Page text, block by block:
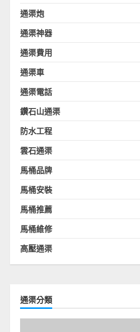
通渠炮
通渠神器
通渠費用
通渠車
通渠電話
鑽石山通渠
防水工程
雲石通渠
馬桶品牌
馬桶安裝
馬桶推薦
馬桶維修
高壓通渠
通渠分類